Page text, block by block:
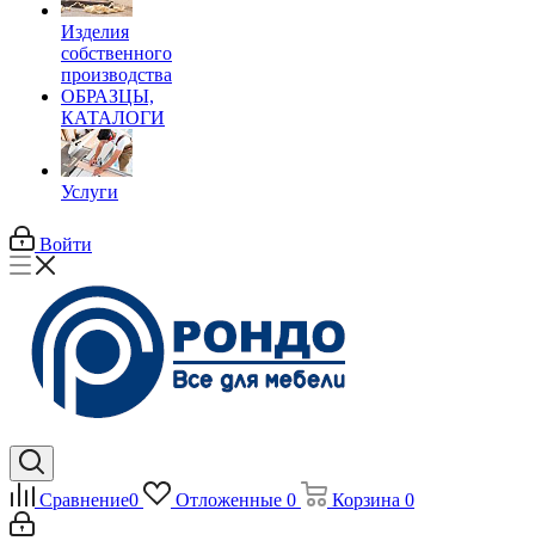
Изделия
собственного
производства
ОБРАЗЦЫ,
КАТАЛОГИ
Услуги
Войти
Сравнение0 Отложенные 0 Корзина 0